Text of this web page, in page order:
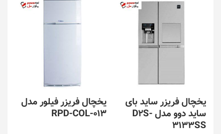
یخچال فریزر ساید بای
ساید دوو مدل D2S-
3133SS
یخچال فریزر فیلور مدل
RPD-COL-013